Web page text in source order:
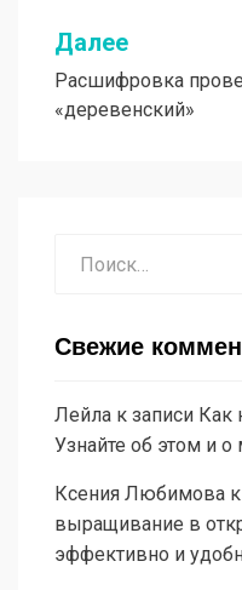
Далее
Расшифровка
«деревенский»
Свежие
Лейла к записи Как
Узнайте об этом и
Ксения Любимова
выращивание в
эффективно и